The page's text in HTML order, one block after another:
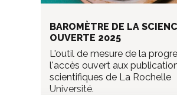
BAROMÈTRE DE LA
OUVERTE 2025
L'outil de mesure de la
l'accès ouvert aux
scientifiques de La Rochelle
Université.